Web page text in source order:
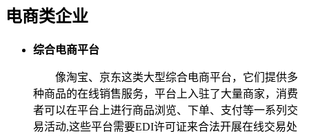
电商类企业
综合电商平台
像淘宝、京东这类大型综合电商平台，它们提供多
种商品的在线销售服务，平台上入驻了大量商家，消费
者可以在平台上进行商品浏览、下单、支付等一系列交
易活动,这些平台需要EDI许可证来合法开展在线交易处